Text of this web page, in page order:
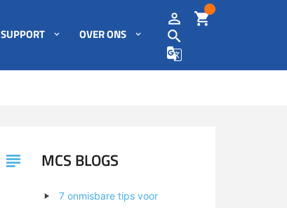
SUPPORT OVER ONS
MCS BLOGS
7 onmisbare tips voor